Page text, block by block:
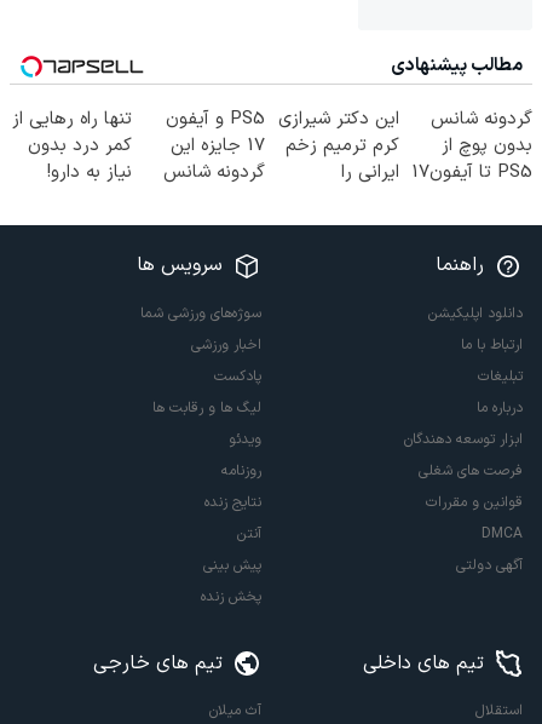
مطالب پیشنهادی
گردونه شانس
بدون پوچ از
PS5 تا آیفون17
این دکتر شیرازی
کرم ترمیم زخم
ایرانی را
PS5 و آیفون
17 جایزه این
گردونه شانس
تنها راه رهایی از
کمر درد بدون
نیاز به دارو!
راهنما
دانلود اپلیکیشن
ارتباط با ما
تبلیغات
درباره ما
ابزار توسعه دهندگان
فرصت های شغلی
قوانین و مقررات
DMCA
آگهی دولتی
سرویس ها
سوژه‌های ورزشی شما
اخبار ورزشی
پادکست
لیگ ها و رقابت ها
ویدئو
روزنامه
نتایج زنده
آنتن
پیش بینی
پخش زنده
تیم های داخلی
استقلال
تیم های خارجی
آث میلان